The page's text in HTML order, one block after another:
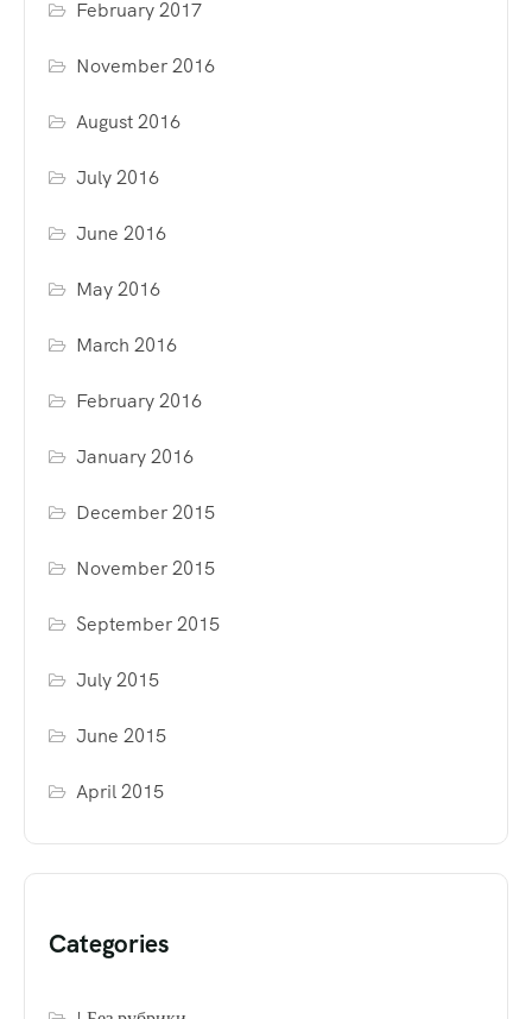
February 2017
November 2016
August 2016
July 2016
June 2016
May 2016
March 2016
February 2016
January 2016
December 2015
November 2015
September 2015
July 2015
June 2015
April 2015
Categories